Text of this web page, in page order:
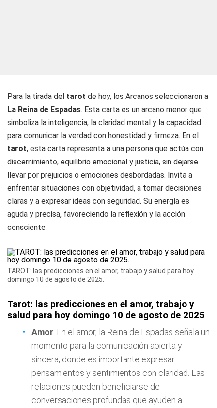
Para la tirada del tarot de hoy, los Arcanos seleccionaron a
La Reina de Espadas. Esta carta es un arcano menor que
simboliza la inteligencia, la claridad mental y la capacidad
para comunicar la verdad con honestidad y firmeza. En el
tarot, esta carta representa a una persona que actúa con
discernimiento, equilibrio emocional y justicia, sin dejarse
llevar por prejuicios o emociones desbordadas. Invita a
enfrentar situaciones con objetividad, a tomar decisiones
claras y a expresar ideas con seguridad. Su energía es
aguda y precisa, favoreciendo la reflexión y la acción
consciente.
TAROT: las predicciones en el amor, trabajo y salud para hoy
domingo 10 de agosto de 2025.
Tarot: las predicciones en el amor, trabajo y
salud para hoy domingo 10 de agosto de 2025
Amor: En el amor, la Reina de Espadas señala un
momento para la comunicación abierta y
sincera, donde es importante expresar
pensamientos y sentimientos con claridad. Las
relaciones pueden beneficiarse de
conversaciones profundas que ayuden a